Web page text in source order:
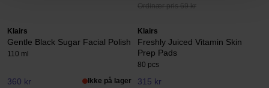
Ordinær pris 69 kr
Klairs
Gentle Black Sugar Facial Polish
110 ml
360 kr Ikke på lager
Klairs
Freshly Juiced Vitamin Skin
Prep Pads
80 pcs
315 kr